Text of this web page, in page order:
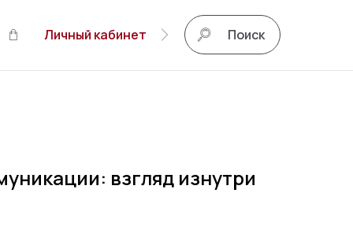
Личный кабинет Поиск
взгляд изнутри